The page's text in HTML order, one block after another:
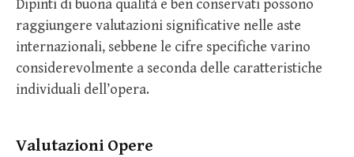
Dipinti di buona qualità e ben conservati possono
raggiungere valutazioni significative nelle aste
internazionali, sebbene le cifre specifiche varino
considerevolmente a seconda delle caratteristiche
individuali dell’opera.
Valutazioni Opere